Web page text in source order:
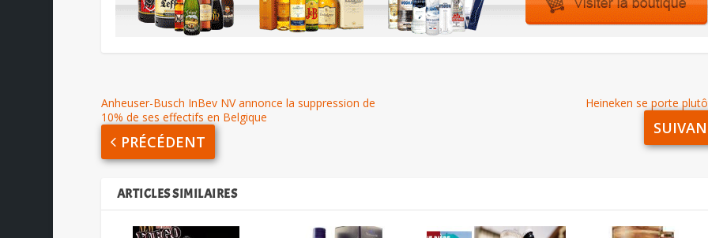
Anheuser-Busch InBev NV annonce la suppression de
10% de ses effectifs en Belgique
PRÉCÉDENT
Heineken se porte
ARTICLES SIMILAIRES